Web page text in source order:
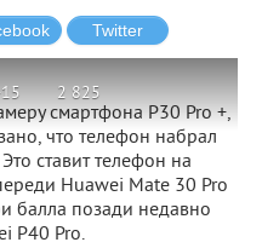
2 825
смартфона P30 Pro +,
что телефон набрал
ставит телефон на
Huawei Mate 30 Pro
балла позади недавно
P40 Pro.